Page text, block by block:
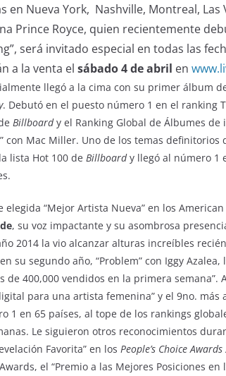
en Nueva York, Nashville, Montreal, Las
Prince Royce, quien recientemente
será invitado especial en todas las
a la venta el sábado 4 de abril en
llegó a la cima con su primer álbum
. Debutó en el puesto número 1 en el ranking
Billboardy el Ranking Global de Álbumes
con Mac Miller. Uno de los temas definitorios
lista Hot 100 de Billboardy llegó al número 1
elegida “Mejor Artista Nueva” en los
, su voz impactante y su asombrosa
2014 la vio alcanzar alturas increíbles
su segundo año, “Problem” con Iggy
de 400,000 vendidos en la primera semana”.
para una artista femenina” y el 9no.
1 en 65 países, al tope de los rankings
Le siguieron otros reconocimientos
Favorita” en los People’s Choice
el “Premio a las Mejores Posiciones en